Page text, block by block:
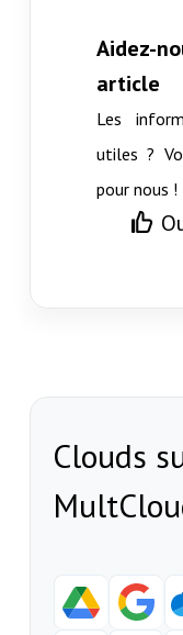
Aidez-
article
Les
utiles ?
pour nous !
Clouds